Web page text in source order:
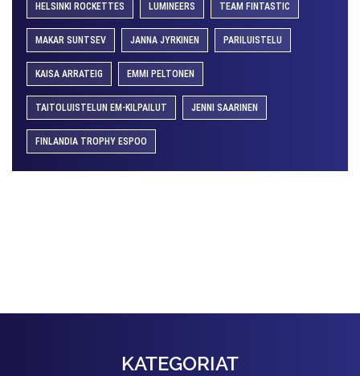
HELSINKI ROCKETTES LUMINEERS TEAM FINTASTIC
MAKAR SUNTSEV JANNA JYRKINEN PARILUISTELU
KAISA ARRATEIG EMMI PELTONEN
TAITOLUISTELUN EM-KILPAILUT JENNI SAARINEN
FINLANDIA TROPHY ESPOO
KATEGORIAT